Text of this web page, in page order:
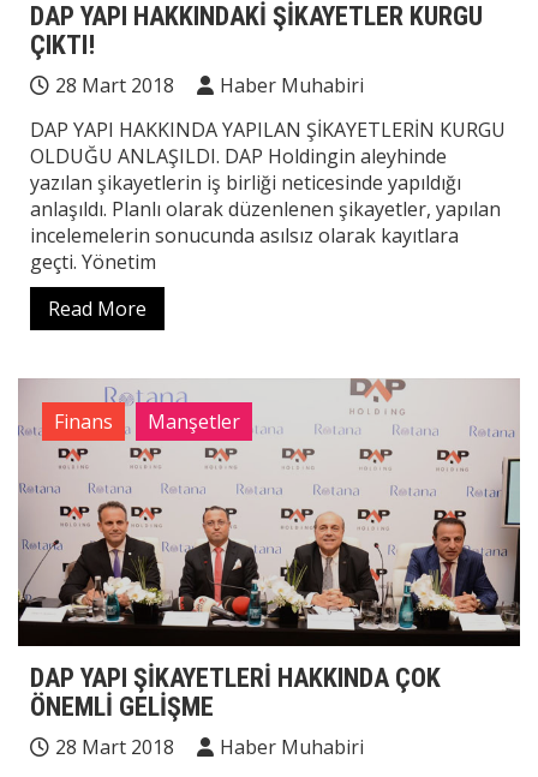
DAP YAPI HAKKINDAKİ ŞİKAYETLER KURGU
ÇIKTI!
28 Mart 2018
Haber Muhabiri
DAP YAPI HAKKINDA YAPILAN ŞİKAYETLERİN KURGU
OLDUĞU ANLAŞILDI. DAP Holdingin aleyhinde
yazılan şikayetlerin iş birliği neticesinde yapıldığı
anlaşıldı. Planlı olarak düzenlenen şikayetler, yapılan
incelemelerin sonucunda asılsız olarak kayıtlara
geçti. Yönetim
Read More
Finans Manşetler
DAP YAPI ŞİKAYETLERİ HAKKINDA ÇOK
ÖNEMLİ GELİŞME
28 Mart 2018
Haber Muhabiri